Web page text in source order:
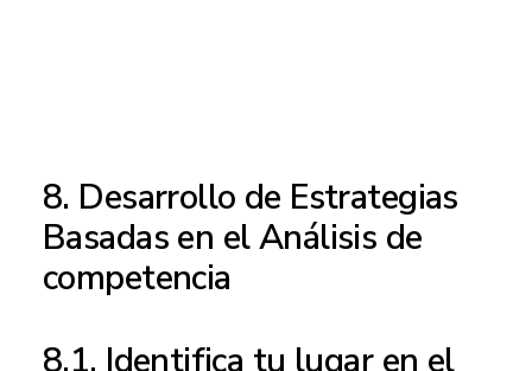
8. Desarrollo de Estrategias
Basadas en el Análisis de
competencia
8.1. Identifica tu lugar en el